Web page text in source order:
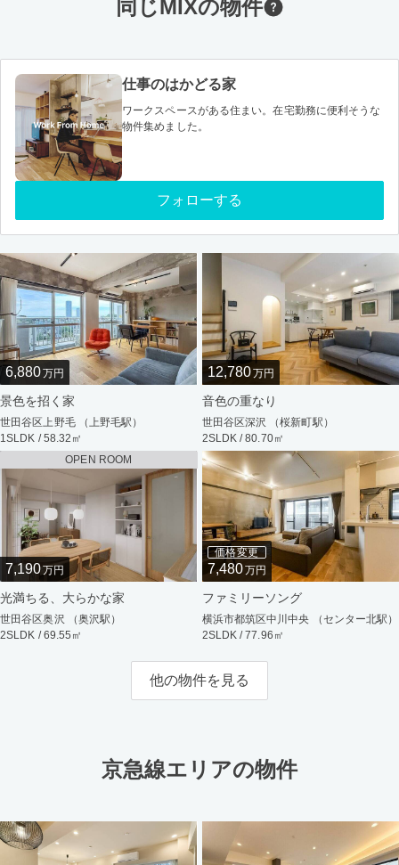
同じMIXの物件
仕事のはかどる家
ワークスペースがある住まい。在宅勤務に便利そうな
物件集めました。
フォローする
6,880万円
景色を招く家
世田谷区上野毛 （上野毛駅）
1SLDK / 58.32㎡
12,780万円
音色の重なり
世田谷区深沢 （桜新町駅）
2SLDK / 80.70㎡
OPEN ROOM
7,190万円
光満ちる、大らかな家
世田谷区奥沢 （奥沢駅）
2SLDK / 69.55㎡
価格変更
7,480万円
ファミリーソング
横浜市都筑区中川中央 （センター北駅）
2SLDK / 77.96㎡
他の物件を見る
京急線エリアの物件